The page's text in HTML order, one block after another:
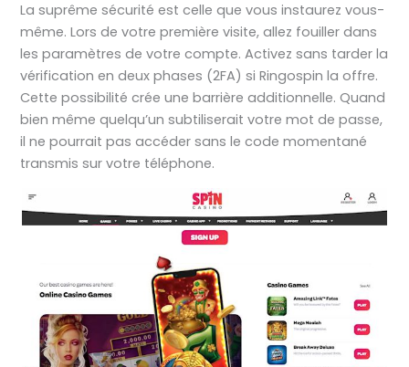
La suprême sécurité est celle que vous instaurez vous-
même. Lors de votre première visite, allez fouiller dans
les paramètres de votre compte. Activez sans tarder la
vérification en deux phases (2FA) si Ringospin la offre.
Cette possibilité crée une barrière additionnelle. Quand
bien même quelqu’un subtiliserait votre mot de passe,
il ne pourrait pas accéder sans le code momentané
transmis sur votre téléphone.